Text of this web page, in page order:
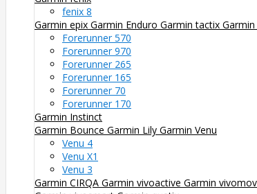
fenix 8
Garmin epix Garmin Enduro Garmin tactix
Forerunner 570
Forerunner 970
Forerunner 265
Forerunner 165
Forerunner 70
Forerunner 170
Garmin Instinct
Garmin Bounce Garmin Lily Garmin Venu
Venu 4
Venu X1
Venu 3
Garmin CIRQA Garmin vivoactive Garmin